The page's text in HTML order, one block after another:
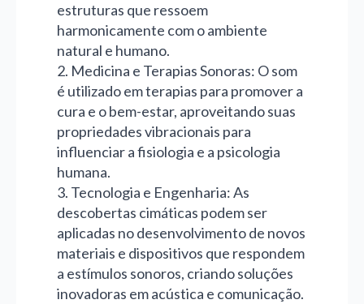
estruturas que ressoem
harmonicamente com o ambiente
natural e humano.
2. Medicina e Terapias Sonoras: O som
é utilizado em terapias para promover a
cura e o bem-estar, aproveitando suas
propriedades vibracionais para
influenciar a fisiologia e a psicologia
humana.
3. Tecnologia e Engenharia: As
descobertas cimáticas podem ser
aplicadas no desenvolvimento de novos
materiais e dispositivos que respondem
a estímulos sonoros, criando soluções
inovadoras em acústica e comunicação.